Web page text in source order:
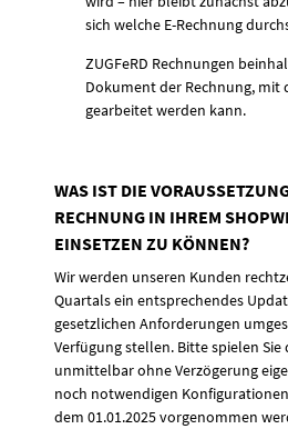
sich welche E-Rechnung
ZUGFeRD Rechnungen
Dokument der Rechnung, mit
gearbeitet werden kann.
WAS IST DIE
RECHNUNG IN IHREM
EINSETZEN ZU KÖNNEN?
Wir werden unseren Kunden
Quartals ein entsprechendes
gesetzlichen Anforderungen
Verfügung stellen. Bitte spielen Sie
unmittelbar ohne Verzögerung
noch notwendigen
dem 01.01.2025 vorgenommen